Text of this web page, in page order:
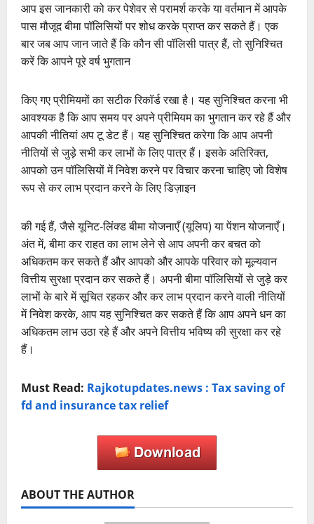
आप इस जानकारी को कर पेशेवर से परामर्श करके या वर्तमान में आपके
पास मौजूद बीमा पॉलिसियों पर शोध करके प्राप्त कर सकते हैं। एक
बार जब आप जान जाते हैं कि कौन सी पॉलिसी पात्र हैं, तो सुनिश्चित
करें कि आपने पूरे वर्ष भुगतान
किए गए प्रीमियमों का सटीक रिकॉर्ड रखा है। यह सुनिश्चित करना भी
आवश्यक है कि आप समय पर अपने प्रीमियम का भुगतान कर रहे हैं और
आपकी नीतियां अप टू डेट हैं। यह सुनिश्चित करेगा कि आप अपनी
नीतियों से जुड़े सभी कर लाभों के लिए पात्र हैं। इसके अतिरिक्त,
आपको उन पॉलिसियों में निवेश करने पर विचार करना चाहिए जो विशेष
रूप से कर लाभ प्रदान करने के लिए डिज़ाइन
की गई हैं, जैसे यूनिट-लिंक्ड बीमा योजनाएँ (यूलिप) या पेंशन योजनाएँ।
अंत में, बीमा कर राहत का लाभ लेने से आप अपनी कर बचत को
अधिकतम कर सकते हैं और आपको और आपके परिवार को मूल्यवान
वित्तीय सुरक्षा प्रदान कर सकते हैं। अपनी बीमा पॉलिसियों से जुड़े कर
लाभों के बारे में सूचित रहकर और कर लाभ प्रदान करने वाली नीतियों
में निवेश करके, आप यह सुनिश्चित कर सकते हैं कि आप अपने धन का
अधिकतम लाभ उठा रहे हैं और अपने वित्तीय भविष्य की सुरक्षा कर रहे
हैं।
Must Read: Rajkotupdates.news : Tax saving of
fd and insurance tax relief
ABOUT THE AUTHOR